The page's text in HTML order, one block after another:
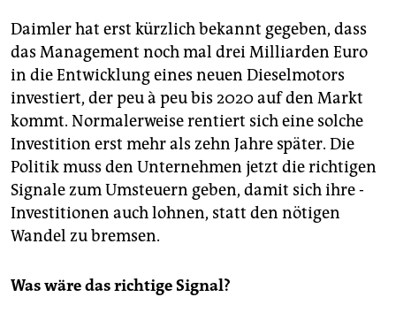
Daimler hat erst kürzlich bekannt gegeben, dass
das Management noch mal drei Mil­liar­den Euro
in die Entwicklung eines neuen Dieselmotors
investiert, der peu à peu bis 2020 auf den Markt
kommt. Normalerweise rentiert sich eine solche
Investition erst mehr als zehn Jahre später. Die
Politik muss den Unternehmen jetzt die richtigen
Signale zum Umsteuern geben, damit sich ihre ­
Investitionen auch lohnen, statt den nötigen
Wandel zu bremsen.
Was wäre das richtige Signal?